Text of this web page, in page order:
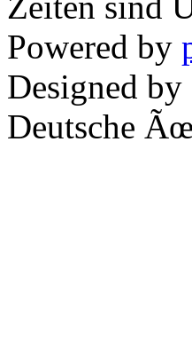
Powered by
Designed
Deutsche